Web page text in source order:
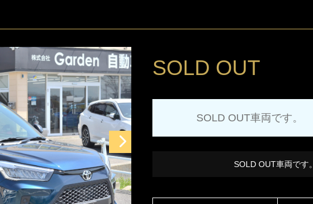
SOLD OUT
SOLD OUT車両です。
SOLD OUT車両です。